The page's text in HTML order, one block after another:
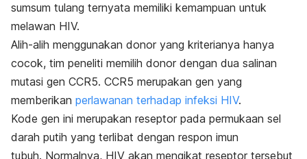
sumsum tulang ternyata memiliki kemampuan untuk
melawan HIV.
Alih-alih menggunakan donor yang kriterianya hanya
cocok, tim peneliti memilih donor dengan dua salinan
mutasi gen CCR5. CCR5 merupakan gen yang
memberikan perlawanan terhadap infeksi HIV.
Kode gen ini merupakan reseptor pada permukaan sel
darah putih yang terlibat dengan respon imun
tubuh. Normalnya, HIV akan mengikat reseptor tersebut